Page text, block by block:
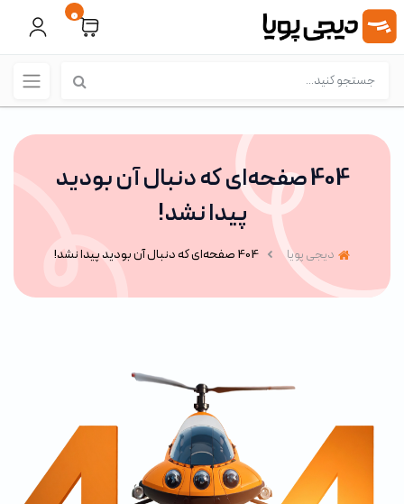
0
404 صفحه‌ای که دنبال آن بودید
پیدا نشد!
دیجی پویا 404 صفحه‌ای که دنبال آن بودید پیدا نشد!